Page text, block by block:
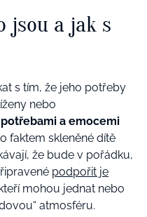
jsou a jak s
s tím, že jeho potřeby
nebo
a emocemi
faktem skleněné dítě
že bude v pořádku,
podpořit je
mohou jednat nebo
atmosféru.